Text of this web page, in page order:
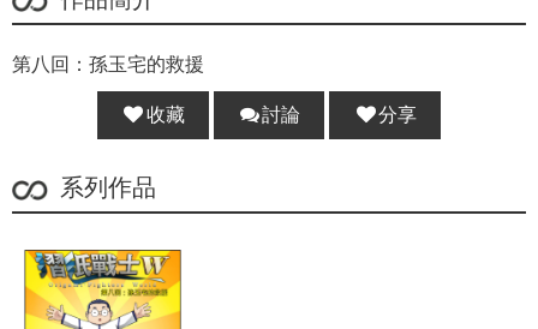
第八回：孫玉宅的救援
收藏 討論 分享 :
分享
系列作品